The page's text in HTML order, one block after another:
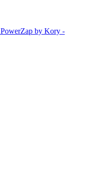
PowerZap by Kory -